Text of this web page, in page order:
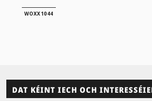
WOXX1044
DAT KÉINT IECH OCH